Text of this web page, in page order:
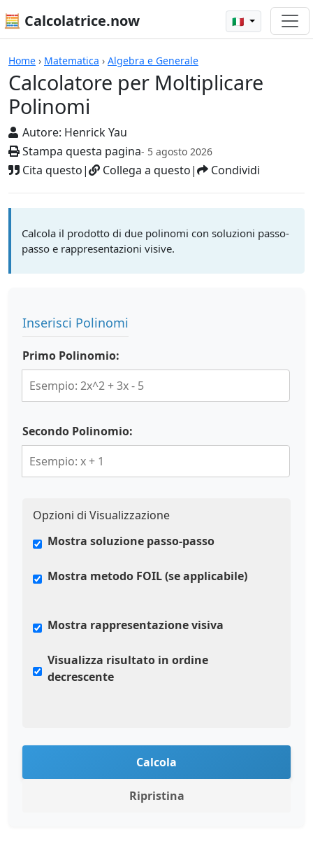
🧮 Calcolatrice.now 🇮🇹
Home › Matematica › Algebra e Generale
Calcolatore per Moltiplicare
Polinomi
Autore: Henrick Yau
Stampa questa pagina- 5 agosto 2026
Cita questo| Collega a questo| Condividi
Calcolatrici
Calcola il prodotto di due polinomi con soluzioni passo-
passo e rappresentazioni visive.
Inserisci Polinomi
Primo Polinomio:
Secondo Polinomio:
Opzioni di Visualizzazione
Mostra soluzione passo-passo
Mostra metodo FOIL (se applicabile)
Mostra rappresentazione visiva
Visualizza risultato in ordine
decrescente
Calcola
Ripristina